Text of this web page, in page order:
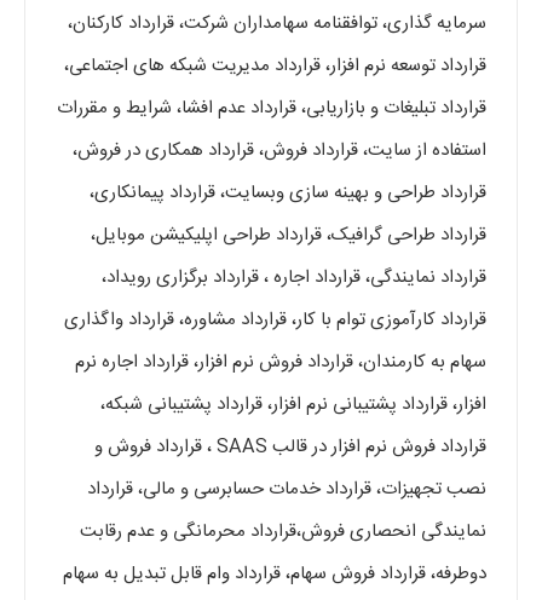
سرمایه گذاری، توافقنامه سهامداران شرکت، قرارداد کارکنان،
قرارداد توسعه نرم افزار،‌ قرارداد مدیریت شبکه های اجتماعی‌،
قرارداد تبلیغات و بازاریابی، قرارداد عدم افشا، شرایط و مقررات
استفاده از سایت، قرارداد فروش، قرارداد همکاری در فروش،
قرارداد طراحی و بهینه سازی وبسایت، قرارداد پیمانکاری،
قرارداد طراحی گرافیک، قرارداد طراحی اپلیکیشن موبایل،
قرارداد نمایندگی، قرارداد اجاره ، قرارداد برگزاری رویداد،
قرارداد کارآموزی توام با کار، قرارداد مشاوره، قرارداد واگذاری
سهام به کارمندان، قرارداد فروش نرم افزار، قرارداد اجاره نرم
افزار، قرارداد پشتیبانی نرم افزار، قرارداد پشتیبانی شبکه،
قرارداد فروش نرم افزار در قالب SAAS ، قرارداد فروش و
نصب تجهیزات، قرارداد خدمات حسابرسی و مالی، قرارداد
نمایندگی انحصاری فروش،قرارداد محرمانگی و عدم رقابت
دوطرفه، قرارداد فروش سهام، قرارداد وام قابل تبدیل به سهام